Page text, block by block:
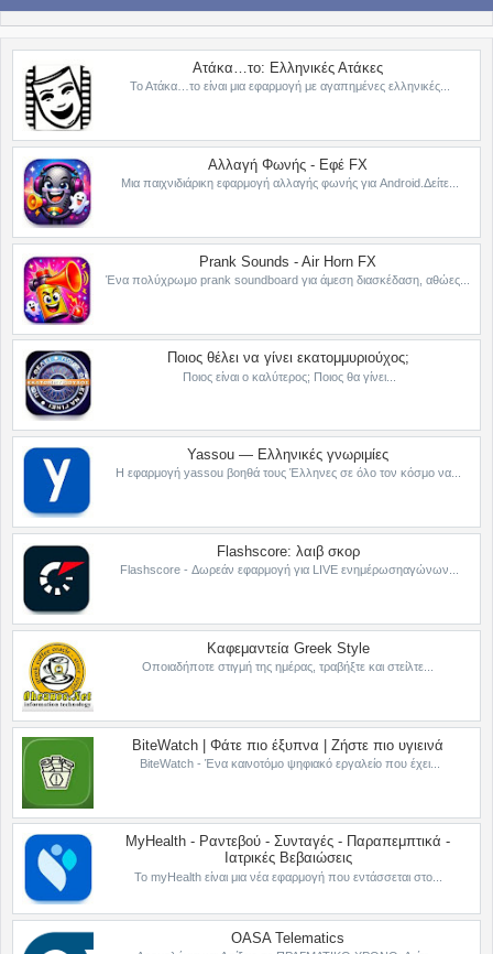
Ατάκα…το: Ελληνικές Ατάκες
Το Ατάκα…το είναι μια εφαρμογή με αγαπημένες ελληνικές...
Αλλαγή Φωνής - Εφέ FX
Μια παιχνιδιάρικη εφαρμογή αλλαγής φωνής για Android.Δείτε...
Prank Sounds - Air Horn FX
Ένα πολύχρωμο prank soundboard για άμεση διασκέδαση, αθώες...
Ποιος θέλει να γίνει εκατομμυριούχος;
Ποιος είναι ο καλύτερος; Ποιος θα γίνει...
Yassou — Ελληνικές γνωριμίες
Η εφαρμογή yassou βοηθά τους Έλληνες σε όλο τον κόσμο να...
Flashscore: λαιβ σκορ
Flashscore - Δωρεάν εφαρμογή για LIVE ενημέρωσηαγώνων...
Καφεμαντεία Greek Style
Οποιαδήποτε στιγμή της ημέρας, τραβήξτε και στείλτε...
BiteWatch | Φάτε πιο έξυπνα | Ζήστε πιο υγιεινά
BiteWatch - Ένα καινοτόμο ψηφιακό εργαλείο που έχει...
MyHealth - Ραντεβού - Συνταγές - Παραπεμπτικά -
Ιατρικές Βεβαιώσεις
Το myHealth είναι μια νέα εφαρμογή που εντάσσεται στο...
OASA Telematics